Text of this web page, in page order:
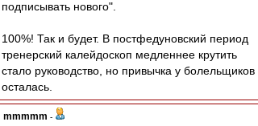
подписывать нового".
100%! Так и будет. В постфедуновский период
тренерский калейдоскоп медленнее крутить
стало руководство, но привычка у болельщиков
осталась.
mmmmm -